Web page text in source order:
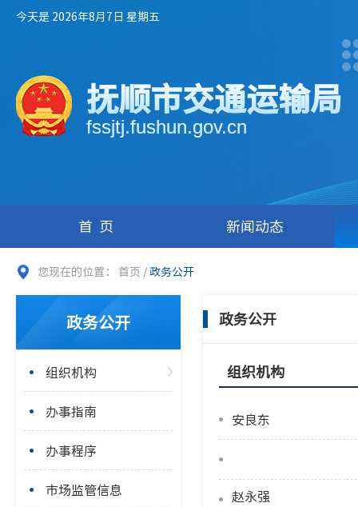
今天是 2026年8月7日 星期五
抚顺市交通运输局
fssjtj.fushun.gov.cn
首页 新闻动态
您现在的位置： 首页 /政务公开
政务公开
组织机构
办事指南
办事程序
市场监管信息
政务公开
组织机构
安良东
赵永强